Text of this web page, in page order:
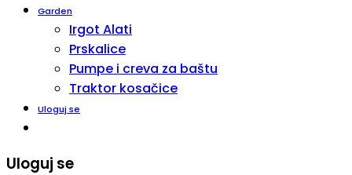
Garden
Irgot Alati
Prskalice
Pumpe i creva za baštu
Traktor kosačice
Uloguj se
Uloguj se